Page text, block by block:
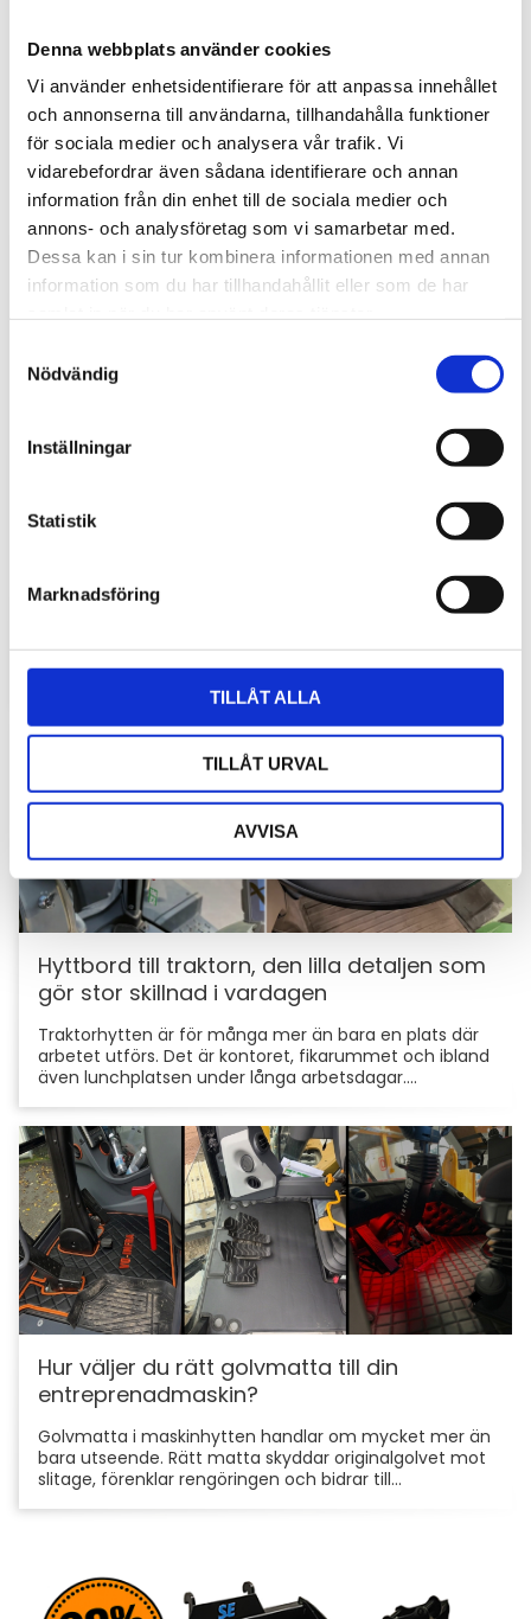
Denna webbplats använder cookies
Vi använder enhetsidentifierare för att anpassa innehållet
och annonserna till användarna, tillhandahålla funktioner
för sociala medier och analysera vår trafik. Vi
vidarebefordrar även sådana identifierare och annan
information från din enhet till de sociala medier och
annons- och analysföretag som vi samarbetar med.
Dessa kan i sin tur kombinera informationen med annan
information som du har tillhandahållit eller som de har
Nödvändig
Inställningar
Statistik
Marknadsföring
TILLÅT ALLA
TILLÅT URVAL
AVVISA
Tips och inspiration
Stöldskydd för entreprenadmaskiner: så
För entreprenörer är maskinerna hjärtat i
mot stölder och skador som kan orsaka kostsamma
avbrott....
Hyttbord till traktorn, den lilla detaljen som
gör stor skillnad i vardagen
Traktorhytten är för många mer än bara en plats där
arbetet utförs. Det är kontoret, fikarummet och ibland
även lunchplatsen under långa arbetsdagar....
Hur väljer du rätt golvmatta till din
entreprenadmaskin?
Golvmatta i maskinhytten handlar om mycket mer än
bara utseende. Rätt matta skyddar originalgolvet mot
slitage, förenklar rengöringen och bidrar till...